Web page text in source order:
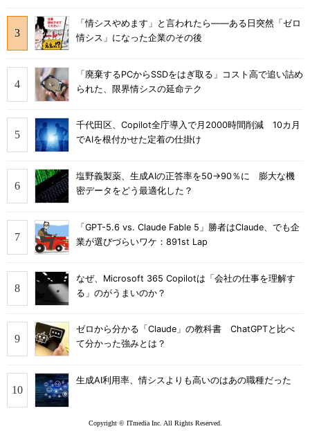
「情シスやめます」と言われたら――ある日突然「ゼロ
情シス」になった企業のその後
「廃棄するPCからSSDをはぎ取る」コスト高で追い詰め
られた、限界情シスの延命テク
千代田区、Copilot全庁導入で月2000時間削減 10カ月
でAIを根付かせた定着の仕掛け
塩野義製薬、生成AIの正答率を50→90％に 膨大な機
密データをどう最適化した？
「GPT-5.6 vs. Claude Fable 5」勝者はClaude、でも企
業が選びづらいワケ：891st Lap
なぜ、Microsoft 365 Copilotは「会社の仕事を理解す
る」のがうまいのか？
ゼロから分かる「Claude」の教科書 ChatGPTと比べ
て分かった強みとは？
生成AI利用率、情シスよりも高いのはあの職種だった
Copyright © ITmedia Inc. All Rights Reserved.